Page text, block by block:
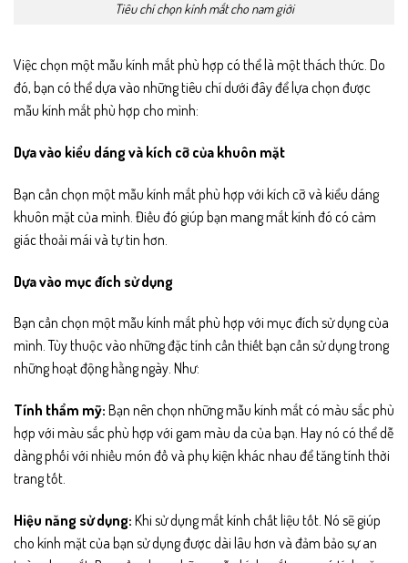
Tiêu chí chọn kính mắt cho nam giới
Việc chọn một mẫu kính mắt phù hợp có thể là một thách thức. Do
đó, bạn có thể dựa vào những tiêu chí dưới đây để lựa chọn được
mẫu kính mắt phù hợp cho mình:
Dựa vào kiểu dáng và kích cỡ của khuôn mặt
Bạn cần chọn một mẫu kính mắt phù hợp với kích cỡ và kiểu dáng
khuôn mặt của mình. Điều đó giúp bạn mang mắt kính đó có cảm
giác thoải mái và tự tin hơn.
Dựa vào mục đích sử dụng
Bạn cần chọn một mẫu kính mắt phù hợp với mục đích sử dụng của
mình. Tùy thuộc vào những đặc tính cần thiết bạn cần sử dụng trong
những hoạt động hằng ngày. Như:
Tính thẩm mỹ: Bạn nên chọn những mẫu kính mắt có màu sắc phù
hợp với màu sắc phù hợp với gam màu da của bạn. Hay nó có thể dễ
dàng phối với nhiều món đồ và phụ kiện khác nhau để tăng tính thời
trang tốt.
Hiệu năng sử dụng: Khi sử dụng mắt kính chất liệu tốt. Nó sẽ giúp
cho kính mặt của bạn sử dụng được dài lâu hơn và đảm bảo sự an